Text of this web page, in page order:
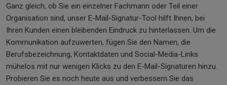
Ganz gleich, ob Sie ein einzelner Fachmann oder Teil einer
Organisation sind, unser E-Mail-Signatur-Tool hilft Ihnen, bei
Ihren Kunden einen bleibenden Eindruck zu hinterlassen. Um die
Kommunikation aufzuwerten, fügen Sie den Namen, die
Berufsbezeichnung, Kontaktdaten und Social-Media-Links
mühelos mit nur wenigen Klicks zu den E-Mail-Signaturen hinzu.
Probieren Sie es noch heute aus und verbessern Sie das